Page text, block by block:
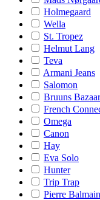
Holmegaard
Wella
St. Tropez
Helmut Lang
Teva
Armani Jeans
Salomon
Bruuns Bazaar
French
Omega
Canon
Hay
Eva Solo
Hunter
Trip Trap
Pierre Balmain